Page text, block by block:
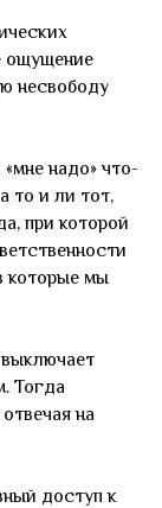
ощущение
несвободу
«мне надо» что-
то и ли тот,
при которой
которые мы
Тогда
на
доступ к